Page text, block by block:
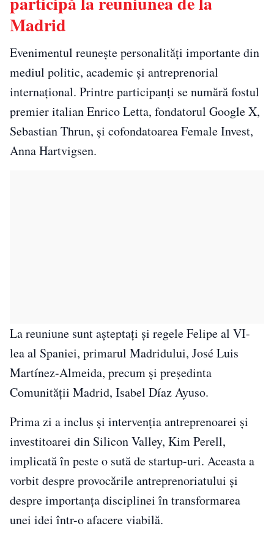
Madrid
Evenimentul reunește personalități importante din
mediul politic, academic și antreprenorial
internațional. Printre participanți se numără fostul
premier italian Enrico Letta, fondatorul Google X,
Sebastian Thrun, și cofondatoarea Female Invest,
Anna Hartvigsen.
La reuniune sunt așteptați și regele Felipe al VI-
lea al Spaniei, primarul Madridului, José Luis
Martínez-Almeida, precum și președinta
Comunității Madrid, Isabel Díaz Ayuso.
Prima zi a inclus și intervenția antreprenoarei și
investitoarei din Silicon Valley, Kim Perell,
implicată în peste o sută de startup-uri. Aceasta a
vorbit despre provocările antreprenoriatului și
despre importanța disciplinei în transformarea
unei idei într-o afacere viabilă.